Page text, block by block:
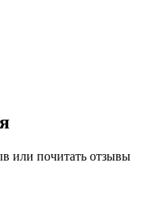
или почитать отзывы